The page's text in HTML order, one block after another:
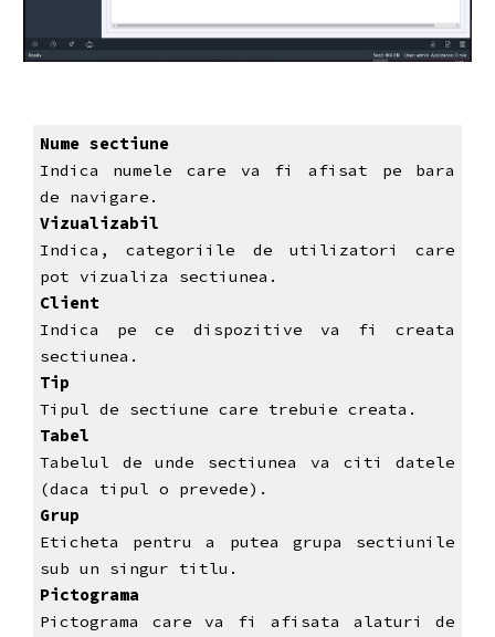
Nume sectiune
Indica numele care va fi afisat pe bara
de navigare.
Vizualizabil
Indica, categoriile de utilizatori care
pot vizualiza sectiunea.
Client
Indica pe ce dispozitive va fi creata
sectiunea.
Tip
Tipul de sectiune care trebuie creata.
Tabel
Tabelul de unde sectiunea va citi datele
(daca tipul o prevede).
Grup
Eticheta pentru a putea grupa sectiunile
sub un singur titlu.
Pictograma
Pictograma care va fi afisata alaturi de